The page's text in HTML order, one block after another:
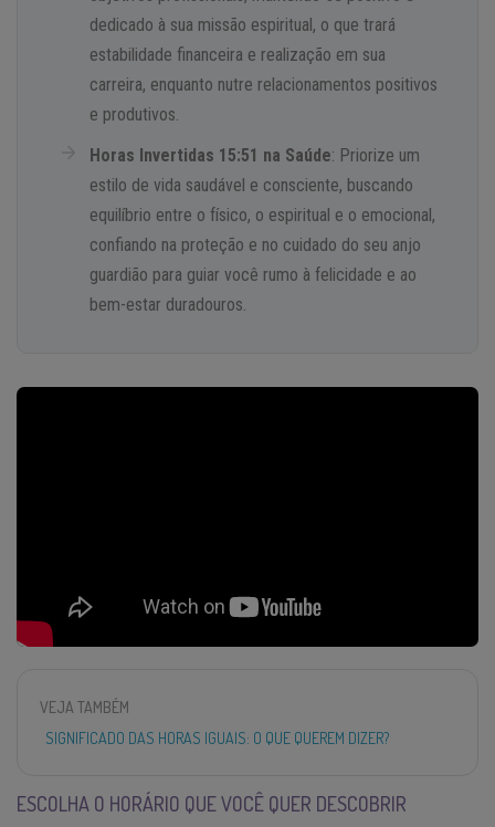
dedicado à sua missão espiritual, o que trará
estabilidade financeira e realização em sua
carreira, enquanto nutre relacionamentos positivos
e produtivos.
Horas Invertidas 15:51 na Saúde: Priorize um
estilo de vida saudável e consciente, buscando
equilíbrio entre o físico, o espiritual e o emocional,
confiando na proteção e no cuidado do seu anjo
guardião para guiar você rumo à felicidade e ao
bem-estar duradouros.
VEJA TAMBÉM
SIGNIFICADO DAS HORAS IGUAIS: O QUE QUEREM DIZER?
ESCOLHA O HORÁRIO QUE VOCÊ QUER DESCOBRIR